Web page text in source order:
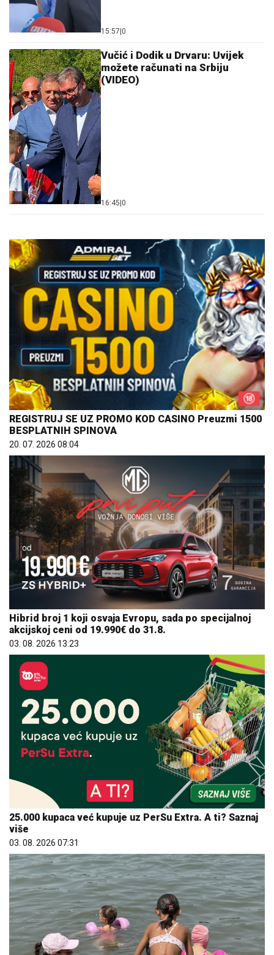
15:57 0
Vučić i Dodik u Drvaru: Uvijek
možete računati na Srbiju
(VIDEO)
16:45 0
REGISTRUJ SE UZ PROMO KOD CASINO Preuzmi 1500
BESPLATNIH SPINOVA
20. 07. 2026 08:04
Hibrid broj 1 koji osvaja Evropu, sada po specijalnoj
akcijskoj ceni od 19.990€ do 31.8.
03. 08. 2026 13:23
25.000 kupaca već kupuje uz PerSu Extra. A ti? Saznaj
više
03. 08. 2026 07:31